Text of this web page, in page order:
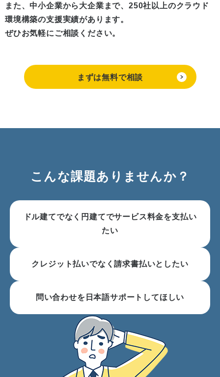
また、中小企業から大企業まで、250社以上のクラウド
環境構築の支援実績があります。
ぜひお気軽にご相談ください。
まずは無料で相談
こんな課題ありませんか？
ドル建てでなく円建てでサービス料金を支払い
たい
クレジット払いでなく請求書払いとしたい
問い合わせを日本語サポートしてほしい